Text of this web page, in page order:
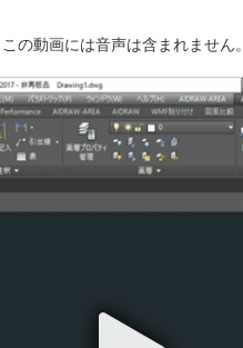
この動画には音声は含まれません。